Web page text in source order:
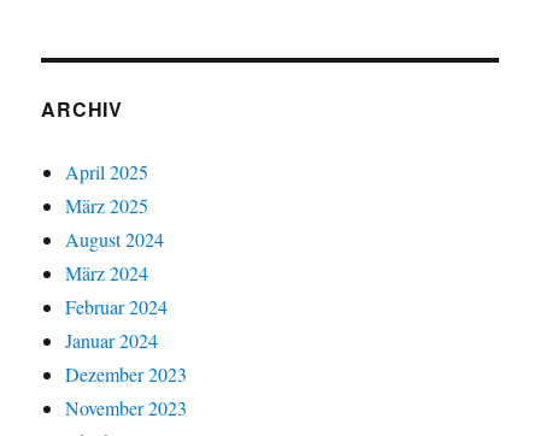
ARCHIV
April 2025
März 2025
August 2024
März 2024
Februar 2024
Januar 2024
Dezember 2023
November 2023